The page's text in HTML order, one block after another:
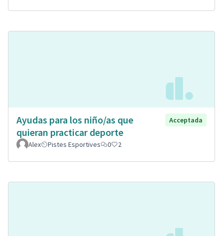
Ayudas para los niño/as que
quieran practicar deporte
Acceptada
Alex Pistes Esportives 0 2